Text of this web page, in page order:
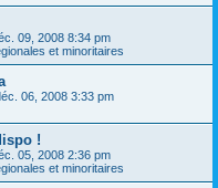
09, 2008 8:34 pm
et minoritaires
06, 2008 3:33 pm
!
05, 2008 2:36 pm
et minoritaires